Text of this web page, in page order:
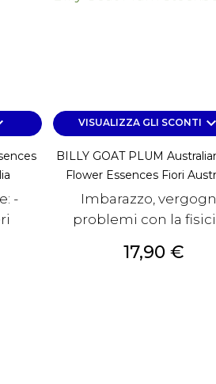
-
VISUALIZZA GLI SCONTI keyboard_arrow_down
BILLY GOAT PLUM
Flower Essences Fiori
Imbarazzo,
problemi con la
Prezzo
17,90 €